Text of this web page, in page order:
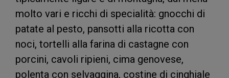
molto vari e ricchi di specialità: gnocchi di
patate al pesto, pansotti alla ricotta con
noci, tortelli alla farina di castagne con
porcini, cavoli ripieni, cima genovese,
polenta con selvaggina, costine di cinghiale